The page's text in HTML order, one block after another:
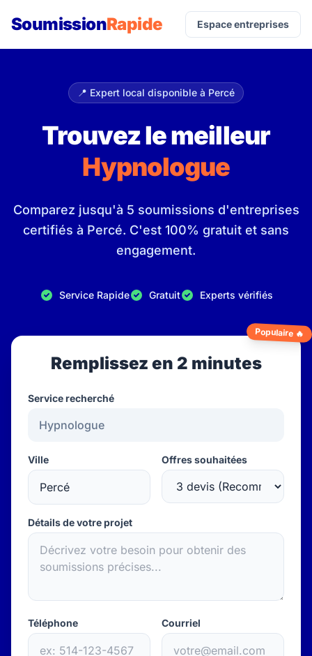
SoumissionRapide Espace entreprises
📍 Expert local disponible à Percé
Trouvez le meilleur
Hypnologue
Comparez jusqu'à 5 soumissions d'entreprises
certifiés à Percé. C'est 100% gratuit et sans
engagement.
Service Rapide Gratuit Experts vérifiés
Populaire 🔥
Remplissez en 2 minutes
Service recherché
Ville Offres souhaitées
Détails de votre projet
Téléphone Courriel